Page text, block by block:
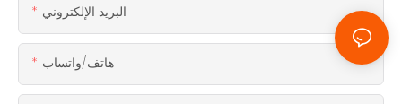
البريد الإلكتروني
هاتف/واتساب